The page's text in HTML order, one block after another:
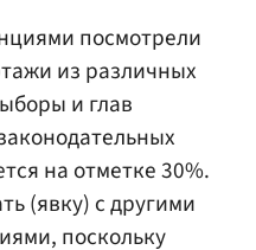
посмотрели
из различных
и глав
на отметке 30%.
(явку) с другими
поскольку